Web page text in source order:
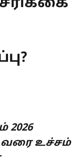
வரை உச்சம்